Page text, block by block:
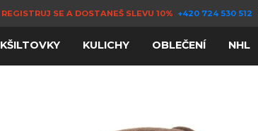
REGISTRUJ SE A DOSTANEŠ SLEVU 10% +420 724 530 512
KŠILTOVKY KULICHY OBLEČENÍ NHL